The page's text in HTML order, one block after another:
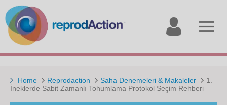
account
Home Reprodaction Saha Denemeleri & Makaleler
1.
İneklerde Sabit Zamanlı Tohumlama Protokol Seçim Rehberi